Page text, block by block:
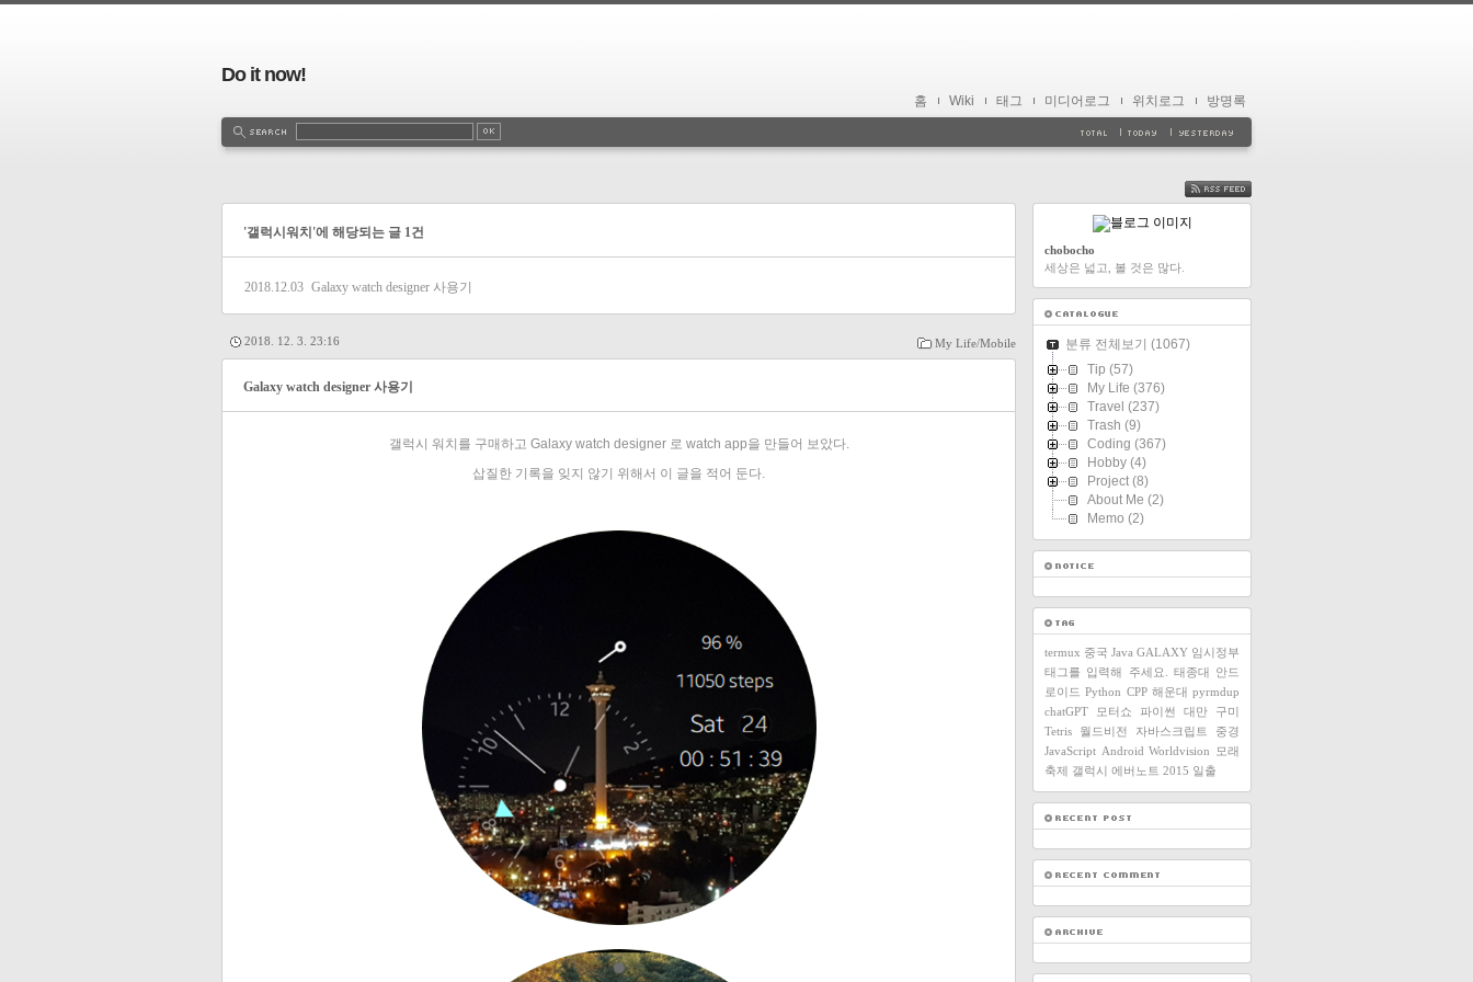
Do it now!
홈 Wiki 태그 미디어로그 위치로그 방명록
'갤럭시워치'에 해당되는 글 1건
2018.12.03 Galaxy watch designer 사용기
My Life/Mobile
2018. 12. 3. 23:16
Galaxy watch designer 사용기
갤럭시 워치를 구매하고 Galaxy watch designer 로 watch app을 만들어 보았다.
삽질한 기록을 잊지 않기 위해서 이 글을 적어 둔다.
FEED
chobocho
세상은 넓고, 볼 것은 많다.
분류 전체보기 (1067)
Tip (57)
My Life (376)
Travel (237)
Trash (9)
Coding (367)
Hobby (4)
Project (8)
About Me (2)
Memo (2)
termux 중국 Java GALAXY 임시정부
태그를 입력해 주세요.
태종대 안드
로이드 Python CPP 해운대 pyrmdup
chatGPT
모터쇼 파이썬 대만
구미
Tetris
월드비전 자바스크립트
중경
JavaScript Android Worldvision
모래
축제 갤럭시 에버노트 2015 일출